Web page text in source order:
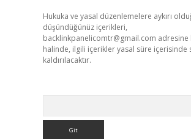
Hukuka ve yasal düzenlemelere aykırı
düşündüğünüz içerikleri,
backlinkpanelicomtr@gmail.com
halinde, ilgili içerikler yasal süre içerisinde
kaldırılacaktır.